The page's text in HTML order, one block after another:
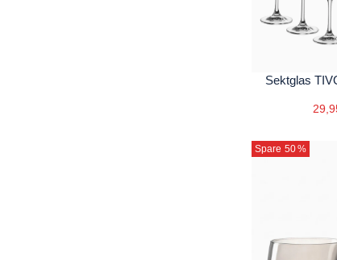
Sektglas
Spare 50%